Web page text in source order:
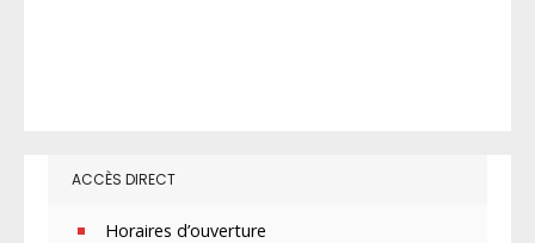
ACCÈS DIRECT
Horaires d’ouverture